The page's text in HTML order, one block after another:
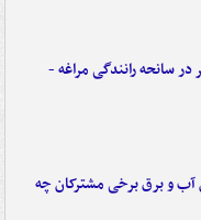
سانحه رانندگی مراغه -
و برق برخی مشترکان چه